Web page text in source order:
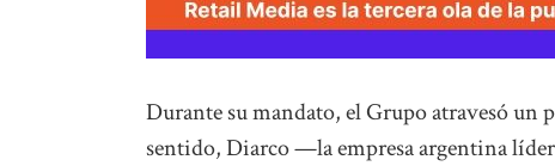
Durante su mandato, el Grupo atravesó
sentido, Diarco —la empresa argentina